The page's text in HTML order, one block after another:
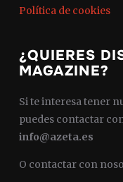
Política de cookies
¿QUIERES
MAGAZINE?
Si te interesa tener
puedes contactar
info@azeta.es
O contactar con